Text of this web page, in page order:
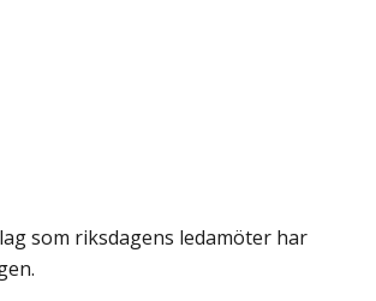
som riksdagens ledamöter har